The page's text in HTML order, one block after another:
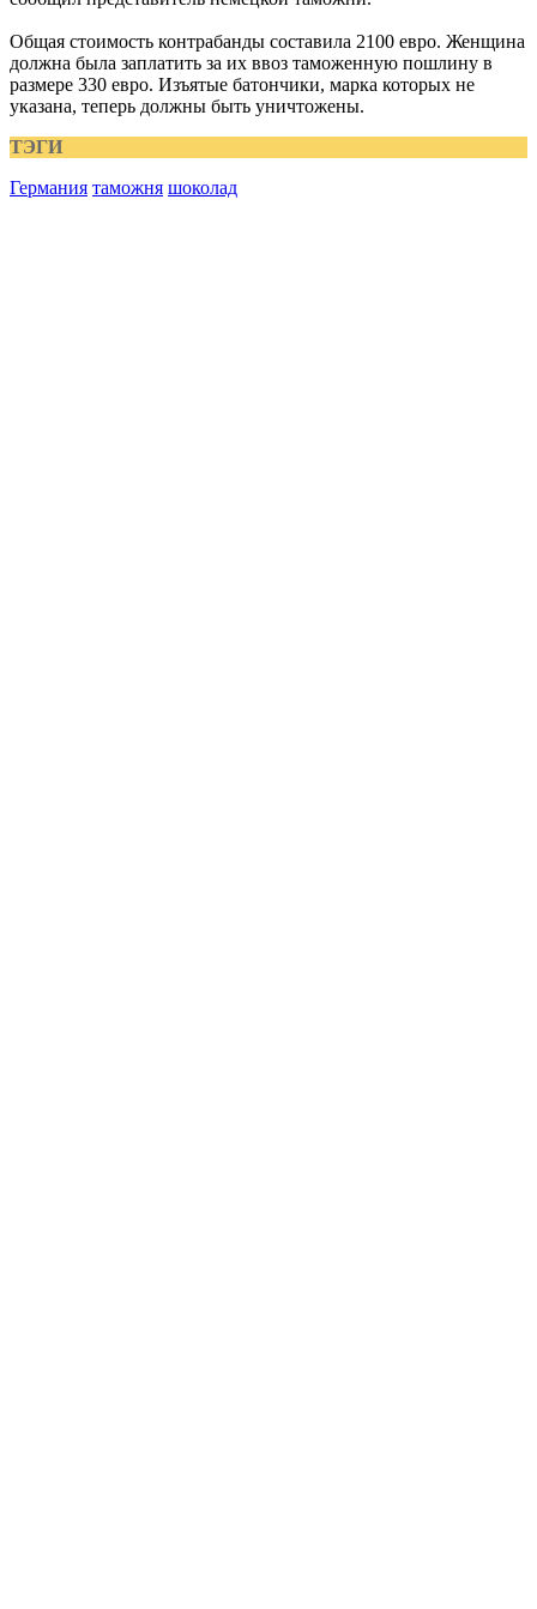
Общая стоимость контрабанды составила 2100 евро. Женщина
должна была заплатить за их ввоз таможенную пошлину в
размере 330 евро. Изъятые батончики, марка которых не
указана, теперь должны быть уничтожены.
ТЭГИ
Германия таможня шоколад